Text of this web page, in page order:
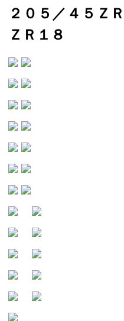
２０５／４５Ｚ
ＺＲ１８